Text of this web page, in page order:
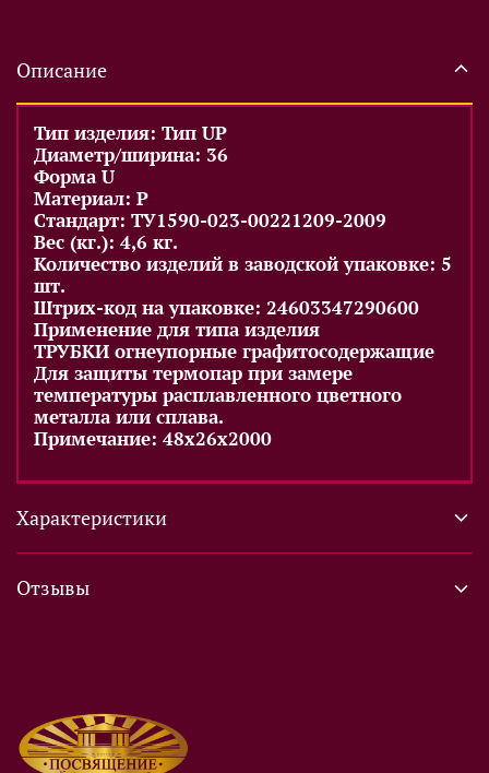
Описание
Тип изделия: Тип UP
Диаметр/ширина: 36
Форма U
Материал: P
Стандарт: ТУ1590-023-00221209-2009
Вес (кг.): 4,6 кг.
Количество изделий в заводской упаковке: 5
шт.
Штрих-код на упаковке: 24603347290600
Применение для типа изделия
ТРУБКИ огнеупорные графитосодержащие
Для защиты термопар при замере
температуры расплавленного цветного
металла или сплава.
Примечание: 48х26х2000
Характеристики
Отзывы